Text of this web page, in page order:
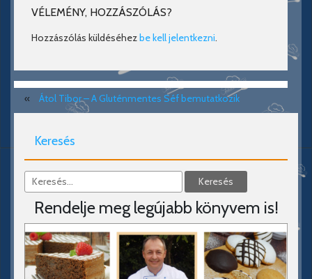
VÉLEMÉNY, HOZZÁSZÓLÁS?
Hozzászólás küldéséhez be kell jelentkezni.
« Átol Tibor – A Gluténmentes Séf bemutatkozik
Keresés
Rendelje meg legújabb könyvem is!